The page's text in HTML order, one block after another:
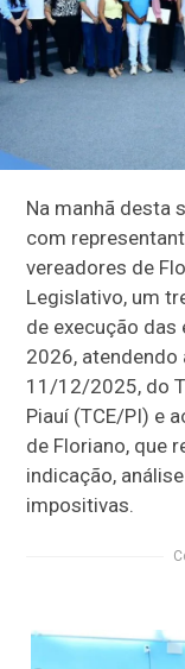
Na manhã desta
com
vereadores de
Legislativo, um
de execução
2026, atendendo
11/12/2025, do
Piauí (TCE/PI) e
de Floriano, que
indicação,
impositivas.